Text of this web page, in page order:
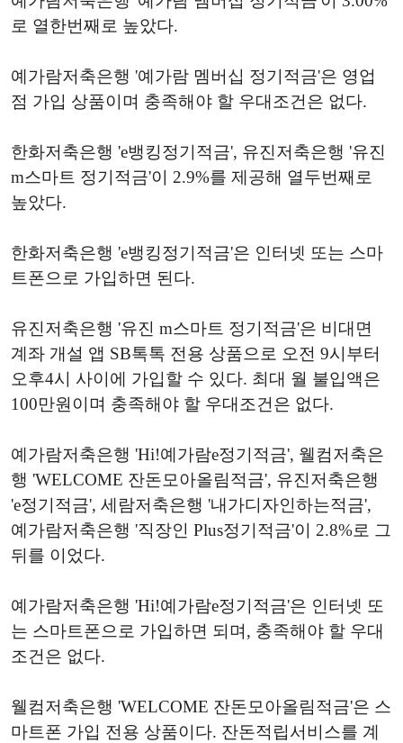
로 열한번째로 높았다.
예가람저축은행 '예가람 멤버십 정기적금'은 영업
점 가입 상품이며 충족해야 할 우대조건은 없다.
한화저축은행 'e뱅킹정기적금', 유진저축은행 '유진
m스마트 정기적금'이 2.9%를 제공해 열두번째로
높았다.
한화저축은행 'e뱅킹정기적금'은 인터넷 또는 스마
트폰으로 가입하면 된다.
유진저축은행 '유진 m스마트 정기적금'은 비대면
계좌 개설 앱 SB톡톡 전용 상품으로 오전 9시부터
오후4시 사이에 가입할 수 있다. 최대 월 불입액은
100만원이며 충족해야 할 우대조건은 없다.
예가람저축은행 'Hi!예가람e정기적금', 웰컴저축은
행 'WELCOME 잔돈모아올림적금', 유진저축은행
'e정기적금', 세람저축은행 '내가디자인하는적금',
예가람저축은행 '직장인 Plus정기적금'이 2.8%로 그
뒤를 이었다.
예가람저축은행 'Hi!예가람e정기적금'은 인터넷 또
는 스마트폰으로 가입하면 되며, 충족해야 할 우대
조건은 없다.
웰컴저축은행 'WELCOME 잔돈모아올림적금'은 스
마트폰 가입 전용 상품이다. 잔돈적립서비스를 계